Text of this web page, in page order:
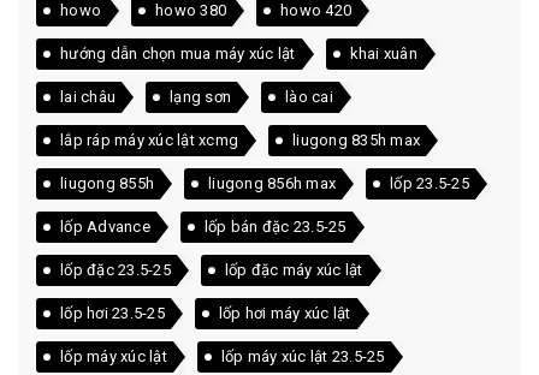
howo howo 380 howo 420
hướng dẫn chọn mua máy xúc lật khai xuân
lai châu lạng sơn lào cai
lắp ráp máy xúc lật xcmg liugong 835h max
liugong 855h liugong 856h max lốp 23.5-25
lốp Advance lốp bán đặc 23.5-25
lốp đặc 23.5-25 lốp đặc máy xúc lật
lốp hơi 23.5-25 lốp hơi máy xúc lật
lốp máy xúc lật lốp máy xúc lật 23.5-25